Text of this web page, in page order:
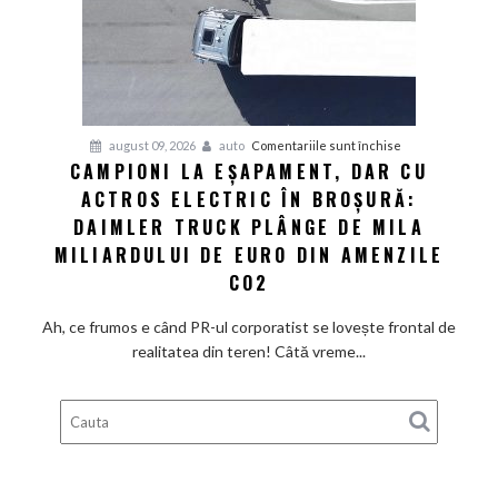
uri
să
la
de
repede.
De
ce
august 09, 2026 auto Comentariile sunt închise
Campioni
la
eșapament,
cu
Truck
CAMPIONI LA EȘAPAMENT, DAR CU
ACTROS ELECTRIC ÎN BROȘURĂ:
DAIMLER TRUCK PLÂNGE DE MILA
MILIARDULUI DE EURO DIN AMENZILE
CO2
Ah, ce frumos e când PR-ul corporatist se lovește frontal de
realitatea din teren! Câtă vreme...